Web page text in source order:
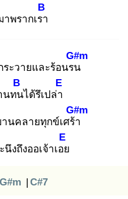
าพรากเรา
B
ระวายและร้อนรน
G#m
นทน
B
ได้รึเปล่า
E
านคลายทุกข์เศร้า
G#m
ะนึงถึงออเจ้าเอย
E
G#m | C#7